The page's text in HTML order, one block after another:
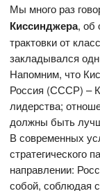
Мы много раз
Киссинджера, об
трактовки от
закладывался
Напомним, что
Россия (СССР) –
лидерства;
должны быть
В современных
стратегического
направлении:
собой, соблюдая